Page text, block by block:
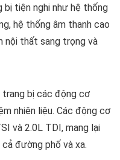
bị tiện nghi như hệ thống
hệ thống âm thanh cao
nội thất sang trọng và
bị các động cơ
nhiên liệu. Các động cơ
và 2.0L TDI, mang lại
đường phố và xa.